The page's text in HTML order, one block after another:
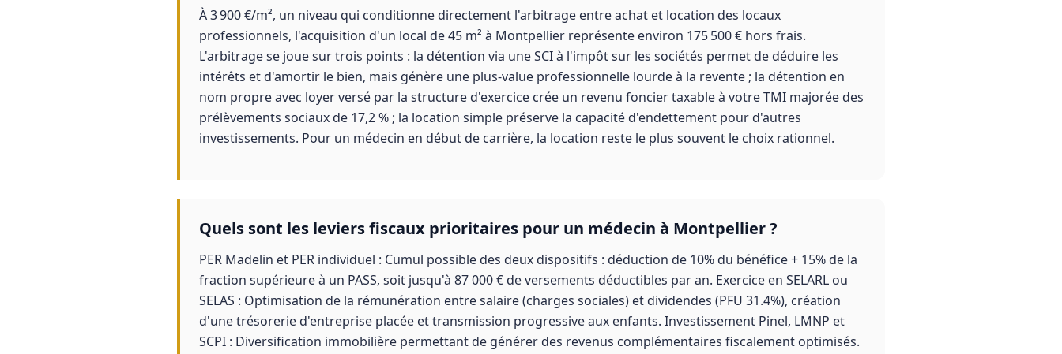
À 3 900 €/m², un niveau qui conditionne directement l'arbitrage entre achat et location des locaux
professionnels, l'acquisition d'un local de 45 m² à Montpellier représente environ 175 500 € hors frais.
L'arbitrage se joue sur trois points : la détention via une SCI à l'impôt sur les sociétés permet de déduire les
intérêts et d'amortir le bien, mais génère une plus-value professionnelle lourde à la revente ; la détention en
nom propre avec loyer versé par la structure d'exercice crée un revenu foncier taxable à votre TMI majorée des
prélèvements sociaux de 17,2 % ; la location simple préserve la capacité d'endettement pour d'autres
investissements. Pour un médecin en début de carrière, la location reste le plus souvent le choix rationnel.
Quels sont les leviers fiscaux prioritaires pour un médecin à Montpellier ?
PER Madelin et PER individuel : Cumul possible des deux dispositifs : déduction de 10% du bénéfice + 15% de la
fraction supérieure à un PASS, soit jusqu'à 87 000 € de versements déductibles par an. Exercice en SELARL ou
SELAS : Optimisation de la rémunération entre salaire (charges sociales) et dividendes (PFU 31.4%), création
d'une trésorerie d'entreprise placée et transmission progressive aux enfants. Investissement Pinel, LMNP et
SCPI : Diversification immobilière permettant de générer des revenus complémentaires fiscalement optimisés.